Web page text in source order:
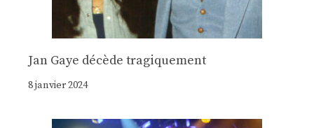
Jan Gaye décède tragiquement
8 janvier 2024